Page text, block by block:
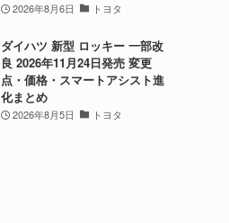
2026年8月6日 トヨタ
ダイハツ 新型 ロッキー 一部改
良 2026年11月24日発売 変更
点・価格・スマートアシスト進
化まとめ
2026年8月5日 トヨタ